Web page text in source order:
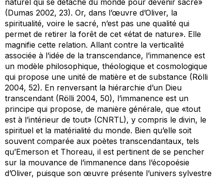
naturel qui se détache du monde pour devenir sacré»
(Dumas 2002, 23). Or, dans l’œuvre d’Oliver, la
spiritualité, voire le sacré, n’est pas une qualité qui
permet de retirer la forêt de cet «état de nature». Elle
magnifie cette relation. Allant contre la verticalité
associée à l’idée de la transcendance, l’immanence est
un modèle philosophique, théologique et cosmologique
qui propose une unité de matière et de substance (Rölli
2004, 52). En renversant la hiérarchie d’un Dieu
transcendant (Rölli 2004, 50), l’immanence est un
principe qui propose, de manière générale, que «tout
est à l’intérieur de tout» (CNRTL), y compris le divin, le
spirituel et la matérialité du monde. Bien qu’elle soit
souvent comparée aux poètes transcendantaux, tels
qu’Emerson et Thoreau, il est pertinent de se pencher
sur la mouvance de l’immanence dans l’écopoésie
d’Oliver, puisque son œuvre présente l’univers sylvestre